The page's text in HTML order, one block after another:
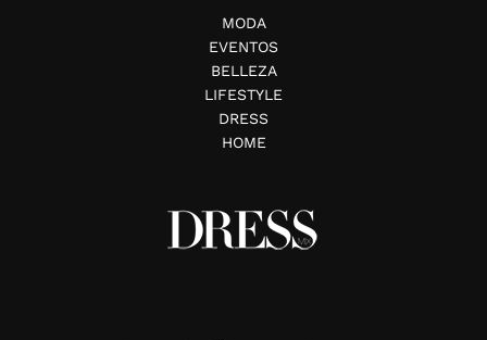
MODA
EVENTOS
BELLEZA
LIFESTYLE
DRESS
HOME